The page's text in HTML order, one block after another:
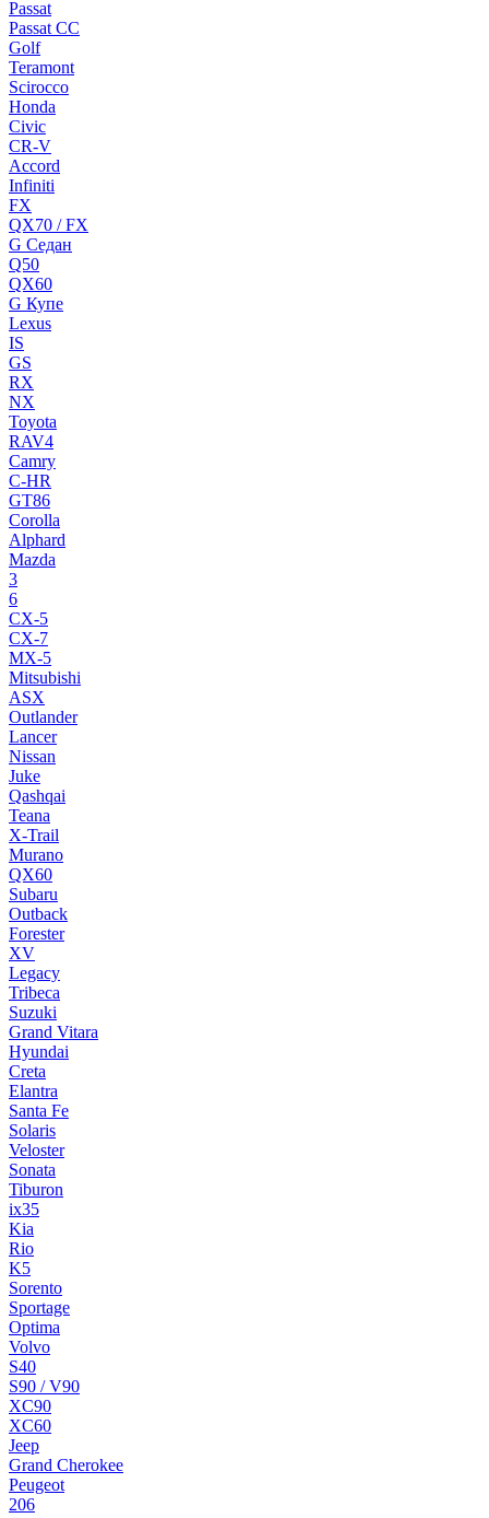
Passat
Passat CC
Golf
Teramont
Scirocco
Honda
Civic
CR-V
Accord
Infiniti
FX
QX70 / FX
G Cедан
Q50
QX60
G Купе
Lexus
IS
GS
RX
NX
Toyota
RAV4
Camry
C-HR
GT86
Corolla
Alphard
Mazda
3
6
CX-5
CX-7
MX-5
Mitsubishi
ASX
Outlander
Lancer
Nissan
Juke
Qashqai
Teana
X-Trail
Murano
QX60
Subaru
Outback
Forester
XV
Legacy
Tribeca
Suzuki
Grand Vitara
Hyundai
Creta
Elantra
Santa Fe
Solaris
Veloster
Sonata
Tiburon
ix35
Kia
Rio
K5
Sorento
Sportage
Optima
Volvo
S40
S90 / V90
XC90
XC60
Jeep
Grand Cherokee
Peugeot
206